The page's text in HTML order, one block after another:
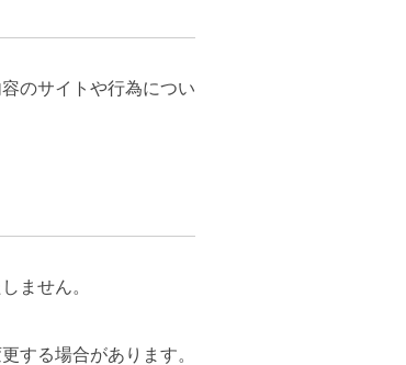
のサイトや行為につい
ません。
する場合があります。